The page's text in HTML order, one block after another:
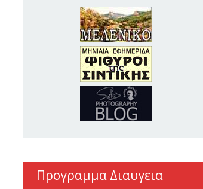
Προγραμμα Διαυγεια